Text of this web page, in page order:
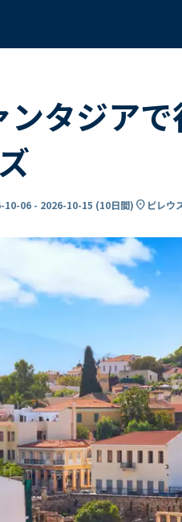
ンタジア
10-06 - 2026-10-15 (10日間) location_on ピレウ